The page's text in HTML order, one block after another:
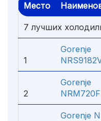
Место
7 лучших
1
Gorenje
2
Gorenje
Gorenje